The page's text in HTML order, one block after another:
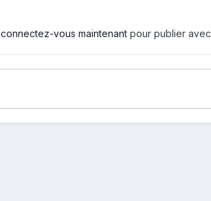
connectez-vous maintenant pour publier